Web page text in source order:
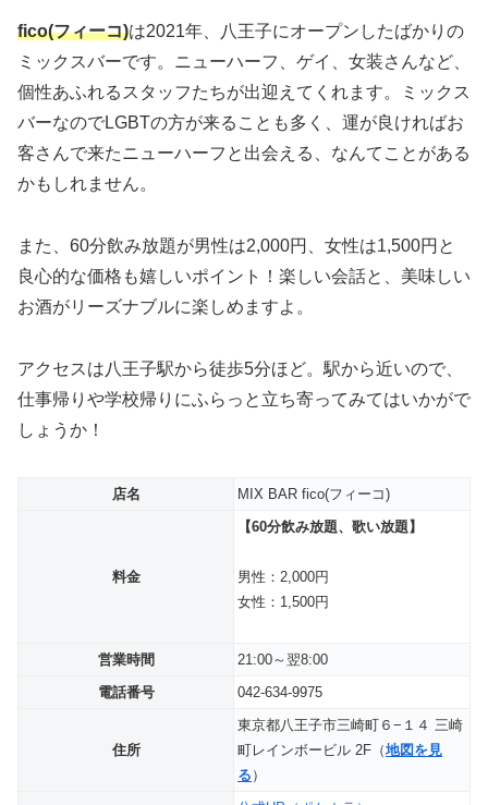
fico(フィーコ)は2021年、八王子にオープンしたばかりの
ミックスバーです。ニューハーフ、ゲイ、女装さんなど、
個性あふれるスタッフたちが出迎えてくれます。ミックス
バーなのでLGBTの方が来ることも多く、運が良ければお
客さんで来たニューハーフと出会える、なんてことがある
かもしれません。
また、60分飲み放題が男性は2,000円、女性は1,500円と
良心的な価格も嬉しいポイント！楽しい会話と、美味しい
お酒がリーズナブルに楽しめますよ。
アクセスは八王子駅から徒歩5分ほど。駅から近いので、
仕事帰りや学校帰りにふらっと立ち寄ってみてはいかがで
しょうか！
店名 MIX BAR fico(フィーコ)
料金
【60分飲み放題、歌い放題】
男性：2,000円
女性：1,500円
営業時間
21:00～翌8:00
電話番号
042-634-9975
住所
東京都八王子市三崎町６−１４ 三崎
町レインボービル 2F（地図を見
る ）